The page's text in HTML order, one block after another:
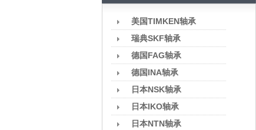
美国TIMKEN轴承
瑞典SKF轴承
德国FAG轴承
德国INA轴承
日本NSK轴承
日本IKO轴承
日本NTN轴承